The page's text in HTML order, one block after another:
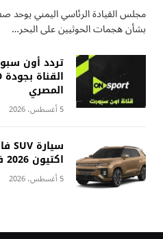
مجلس القيادة الرئاسي اليمني يوحد
بشأن هجمات الحوثيين على البحر…
المصري
5 أغسطس، 2026
اكتيون 2026 في مصر
5 أغسطس، 2026